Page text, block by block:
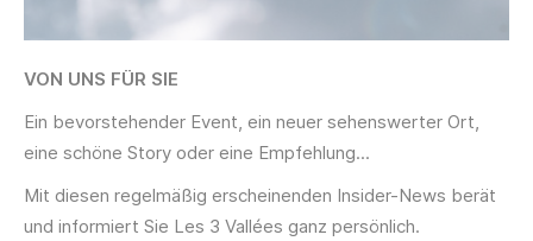
VON UNS FÜR SIE
Ein bevorstehender Event, ein neuer sehenswerter Ort,
eine schöne Story oder eine Empfehlung...
Mit diesen regelmäßig erscheinenden Insider-News berät
und informiert Sie Les 3 Vallées ganz persönlich.